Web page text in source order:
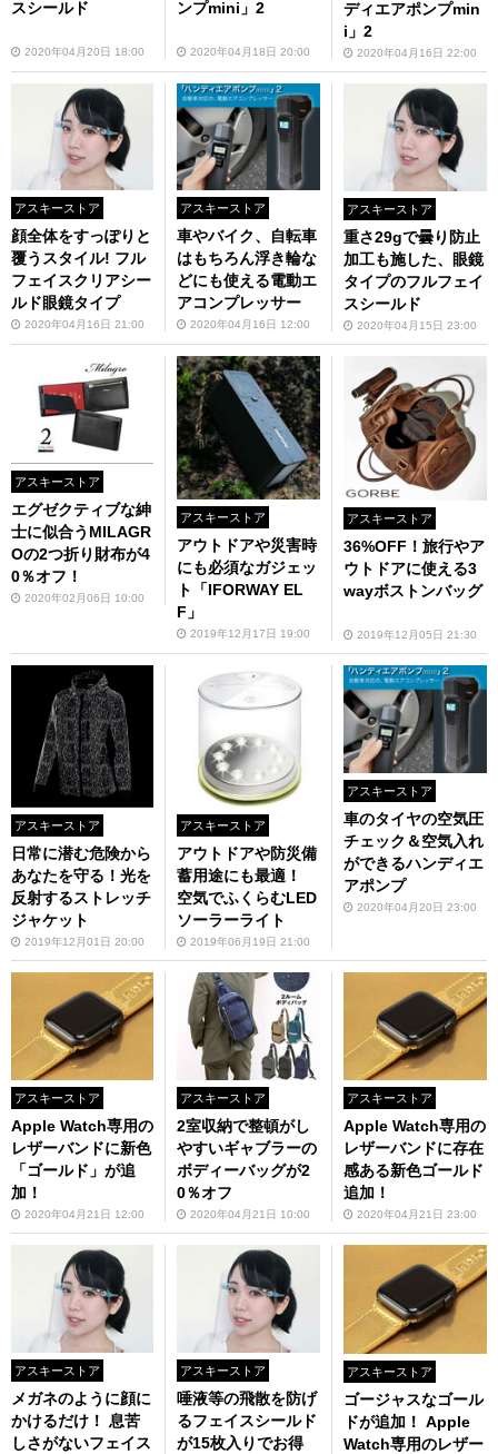
スシールド
2020年04月20日 18:00
ンプmini」2
2020年04月18日 20:00
ディエアポンプmin
i」2
2020年04月16日 22:00
アスキーストア
顔全体をすっぽりと
覆うスタイル! フル
フェイスクリアシー
ルド眼鏡タイプ
2020年04月16日 21:00
アスキーストア
車やバイク、自転車
はもちろん浮き輪な
どにも使える電動エ
アコンプレッサー
2020年04月16日 12:00
アスキーストア
重さ29gで曇り防止
加工も施した、眼鏡
タイプのフルフェイ
スシールド
2020年04月15日 23:00
アスキーストア
エグゼクティブな紳
士に似合うMILAGR
Oの2つ折り財布が4
0％オフ！
2020年02月06日 10:00
アスキーストア
アウトドアや災害時
にも必須なガジェッ
ト「IFORWAY EL
F」
2019年12月17日 19:00
アスキーストア
36%OFF！旅行やア
ウトドアに使える3
wayボストンバッグ
2019年12月05日 21:30
アスキーストア
日常に潜む危険から
あなたを守る！光を
反射するストレッチ
ジャケット
2019年12月01日 20:00
アスキーストア
アウトドアや防災備
蓄用途にも最適！
空気でふくらむLED
ソーラーライト
2019年06月19日 21:00
アスキーストア
車のタイヤの空気圧
チェック＆空気入れ
ができるハンディエ
アポンプ
2020年04月20日 23:00
アスキーストア
Apple Watch専用の
レザーバンドに新色
「ゴールド」が追
加！
2020年04月21日 12:00
アスキーストア
2室収納で整頓がし
やすいギャブラーの
ボディーバッグが2
0％オフ
2020年04月21日 10:00
アスキーストア
Apple Watch専用の
レザーバンドに存在
感ある新色ゴールド
追加！
2020年04月21日 23:00
アスキーストア
メガネのように顔に
かけるだけ！ 息苦
しさがないフェイス
アスキーストア
唾液等の飛散を防げ
るフェイスシールド
が15枚入りでお得
アスキーストア
ゴージャスなゴール
ドが追加！ Apple
Watch専用のレザー